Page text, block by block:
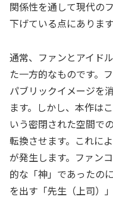
関係性を通して現代の
下げている点にあります
通常、ファンとアイド
た一方的なものです。
パブリックイメージを
ます。しかし、本作は
いう密閉された空間で
転換させます。これに
が発生します。ファン
的な「神」であったの
を出す「先生（上司）